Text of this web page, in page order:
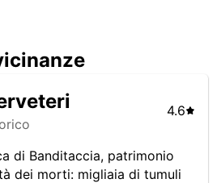
4.6
di Banditaccia, patrimonio
dei morti: migliaia di tumuli